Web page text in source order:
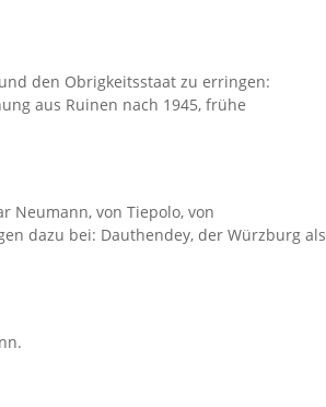
den Obrigkeitsstaat zu erringen:
aus Ruinen nach 1945, frühe
Neumann, von Tiepolo, von
dazu bei: Dauthendey, der Würzburg als